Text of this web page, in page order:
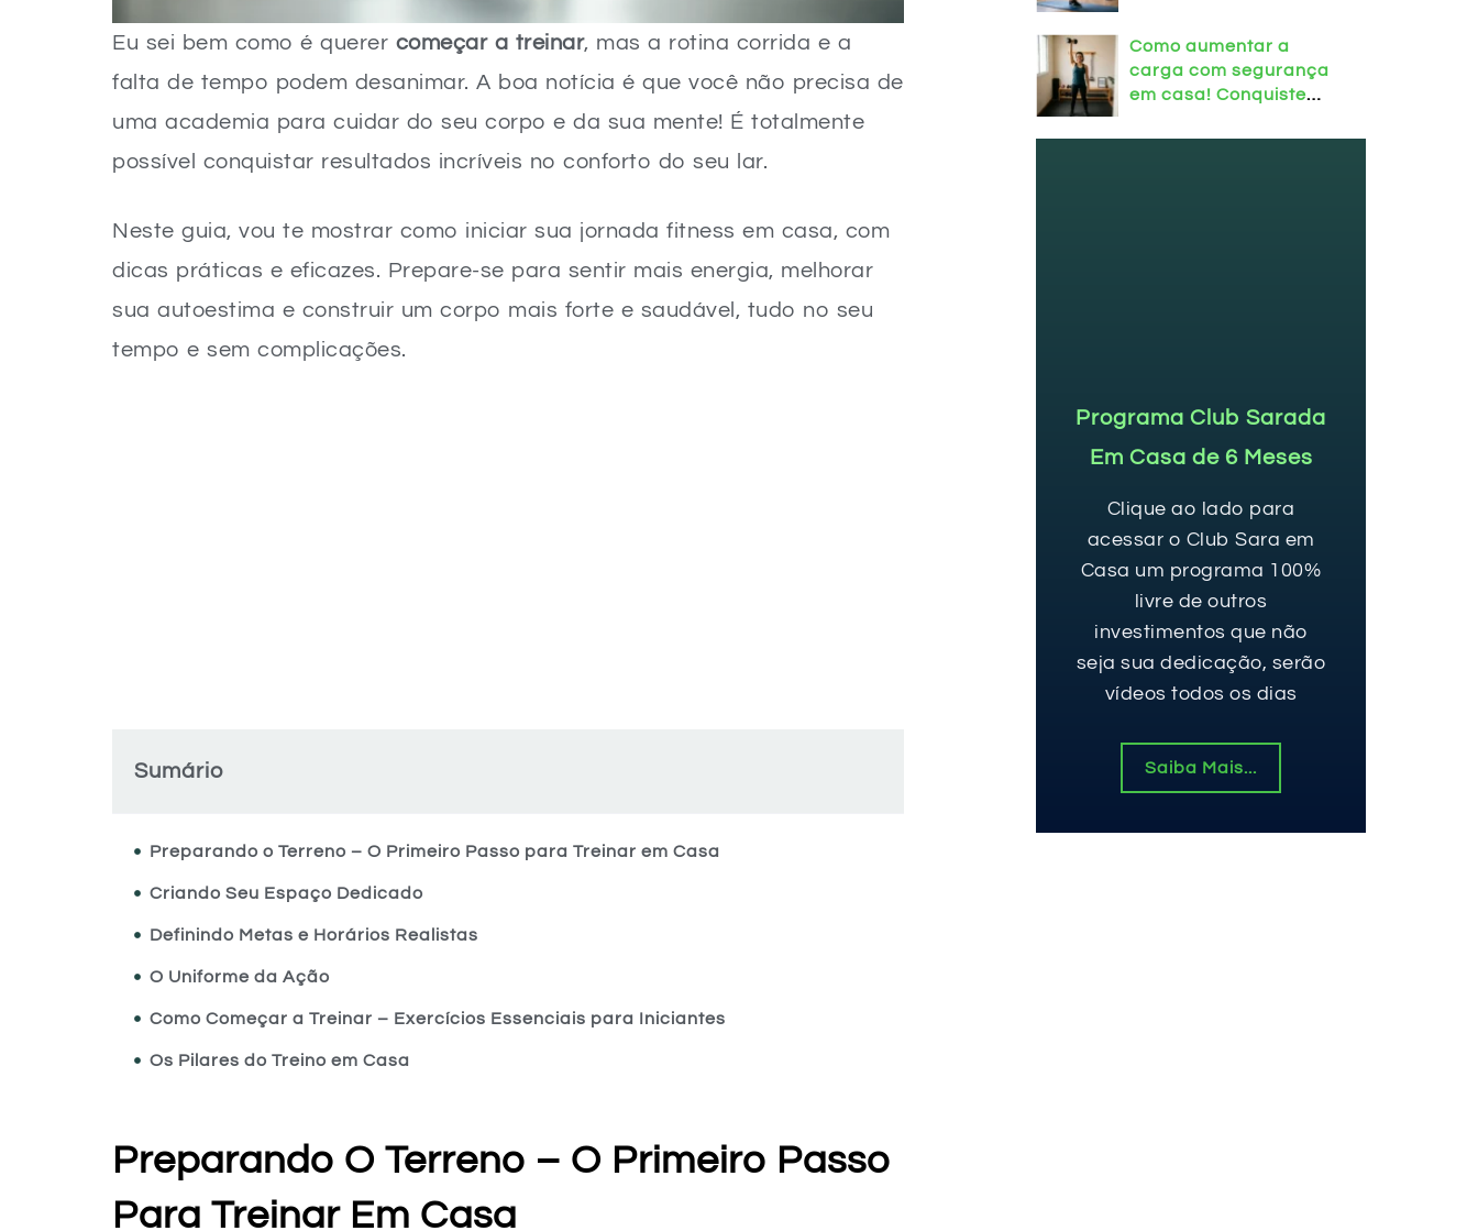
Eu sei bem como é querer começar a treinar, mas a rotina corrida e a
falta de tempo podem desanimar. A boa notícia é que você não precisa de
uma academia para cuidar do seu corpo e da sua mente! É totalmente
possível conquistar resultados incríveis no conforto do seu lar.
Neste guia, vou te mostrar como iniciar sua jornada fitness em casa, com
dicas práticas e eficazes. Prepare-se para sentir mais energia, melhorar
sua autoestima e construir um corpo mais forte e saudável, tudo no seu
tempo e sem complicações.
Sumário
Preparando o Terreno – O Primeiro Passo para Treinar em Casa
Criando Seu Espaço Dedicado
Definindo Metas e Horários Realistas
O Uniforme da Ação
Como Começar a Treinar – Exercícios Essenciais para Iniciantes
Os Pilares do Treino em Casa
Montando Seu Cronograma de Treinos em Casa
Frequência e Duração Ideais
Preparando O Terreno – O Primeiro Passo
Para Treinar Em Casa
Como aumentar a
carga com segurança
em casa! Conquiste
resultados.
Programa Club Sarada
Em Casa de 6 Meses
Clique ao lado para
acessar o Club Sara em
Casa um programa 100%
livre de outros
investimentos que não
seja sua dedicação, serão
vídeos todos os dias
Saiba Mais...